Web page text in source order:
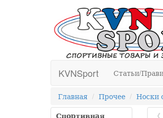
KVNSport Статьи/
Главная Прочее Носки
Спортивная
《